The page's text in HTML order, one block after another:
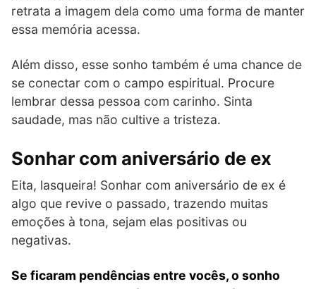
retrata a imagem dela como uma forma de manter
essa memória acessa.
Além disso, esse sonho também é uma chance de
se conectar com o campo espiritual. Procure
lembrar dessa pessoa com carinho. Sinta
saudade, mas não cultive a tristeza.
Sonhar com aniversário de ex
Eita, lasqueira! Sonhar com aniversário de ex é
algo que revive o passado, trazendo muitas
emoções à tona, sejam elas positivas ou
negativas.
Se ficaram pendências entre vocês, o sonho